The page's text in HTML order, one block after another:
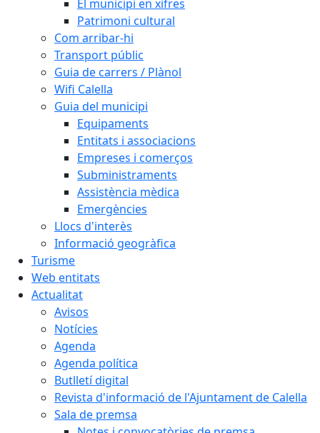
El municipi en xifres
Patrimoni cultural
Com arribar-hi
Transport públic
Guia de carrers / Plànol
Wifi Calella
Guia del municipi
Equipaments
Entitats i associacions
Empreses i comerços
Subministraments
Assistència mèdica
Emergències
Llocs d'interès
Informació geogràfica
Turisme
Web entitats
Actualitat
Avisos
Notícies
Agenda
Agenda política
Butlletí digital
Revista d'informació de l'Ajuntament de Calella
Sala de premsa